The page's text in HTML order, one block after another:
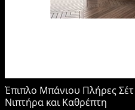
Έπιπλο Μπάνιου Πλήρες Σέτ
Νιπτήρα και Καθρέπτη